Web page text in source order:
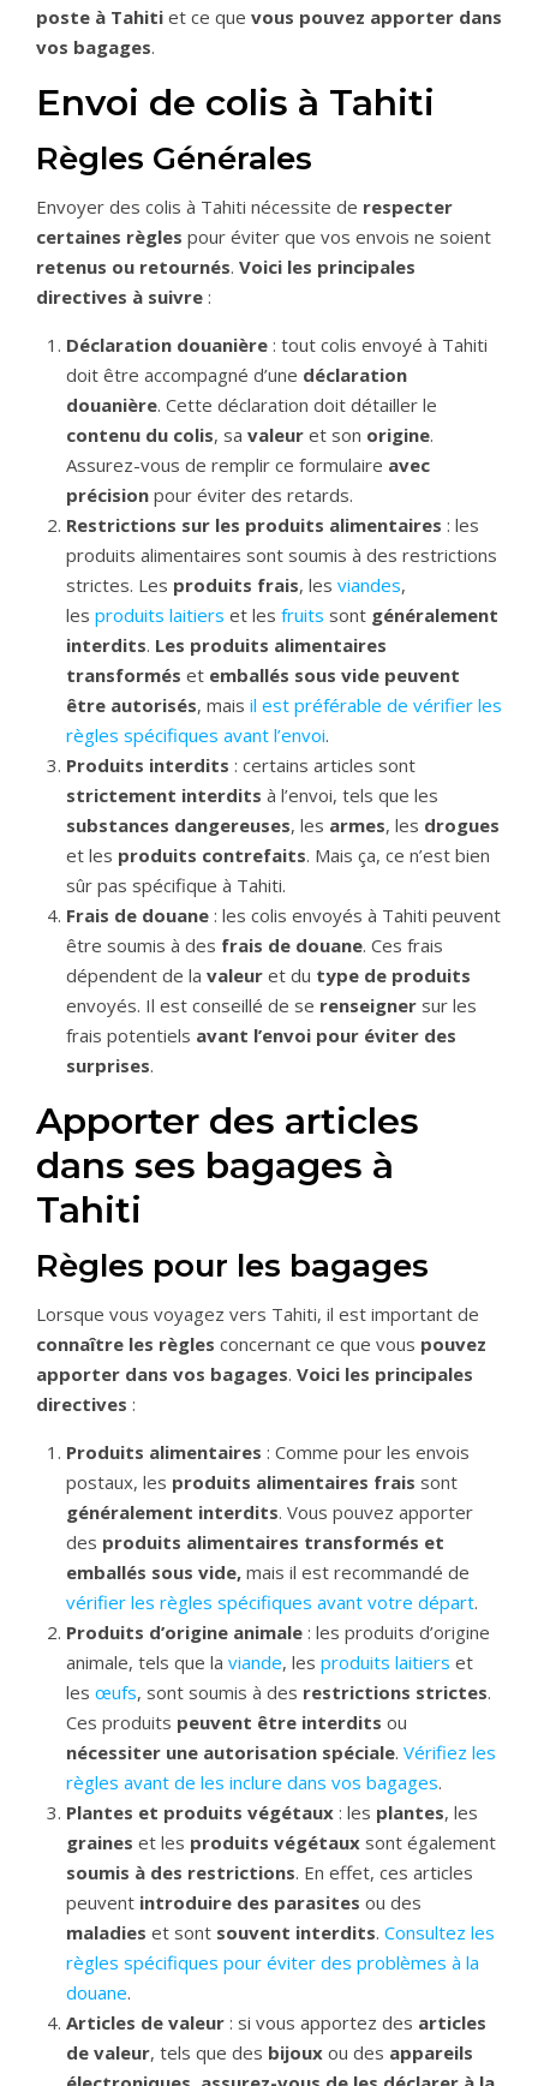
poste à Tahiti et ce que vous pouvez apporter dans
vos bagages.
Envoi de colis à Tahiti
Règles Générales
Envoyer des colis à Tahiti nécessite de respecter
certaines règles pour éviter que vos envois ne soient
retenus ou retournés. Voici les principales
directives à suivre :
Déclaration douanière : tout colis envoyé à Tahiti
doit être accompagné d’une déclaration
douanière. Cette déclaration doit détailler le
contenu du colis, sa valeur et son origine.
Assurez-vous de remplir ce formulaire avec
précision pour éviter des retards.
Restrictions sur les produits alimentaires : les
produits alimentaires sont soumis à des restrictions
strictes. Les produits frais, les viandes,
les produits laitiers et les fruits sont généralement
interdits. Les produits alimentaires
transformés et emballés sous vide peuvent
être autorisés, mais il est préférable de vérifier les
règles spécifiques avant l’envoi.
Produits interdits : certains articles sont
strictement interdits à l’envoi, tels que les
substances dangereuses, les armes, les drogues
et les produits contrefaits. Mais ça, ce n’est bien
sûr pas spécifique à Tahiti.
Frais de douane : les colis envoyés à Tahiti peuvent
être soumis à des frais de douane. Ces frais
dépendent de la valeur et du type de produits
envoyés. Il est conseillé de se renseigner sur les
frais potentiels avant l’envoi pour éviter des
surprises.
Apporter des articles
dans ses bagages à
Tahiti
Règles pour les bagages
Lorsque vous voyagez vers Tahiti, il est important de
connaître les règles concernant ce que vous pouvez
apporter dans vos bagages. Voici les principales
directives :
Produits alimentaires : Comme pour les envois
postaux, les produits alimentaires frais sont
généralement interdits. Vous pouvez apporter
des produits alimentaires transformés et
emballés sous vide, mais il est recommandé de
vérifier les règles spécifiques avant votre départ.
Produits d’origine animale : les produits d’origine
animale, tels que la viande, les produits laitiers et
les œufs, sont soumis à des restrictions strictes.
Ces produits peuvent être interdits ou
nécessiter une autorisation spéciale. Vérifiez les
règles avant de les inclure dans vos bagages.
Plantes et produits végétaux : les plantes, les
graines et les produits végétaux sont également
soumis à des restrictions. En effet, ces articles
peuvent introduire des parasites ou des
maladies et sont souvent interdits. Consultez les
règles spécifiques pour éviter des problèmes à la
douane.
Articles de valeur : si vous apportez des articles
de valeur, tels que des bijoux ou des appareils